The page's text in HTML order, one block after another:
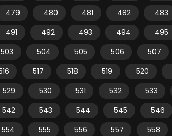
479
480 481 482 483
491
492 493 494 495
503
504 505 506 507
517 518 519 520
529
530 531 532 533
542
543 544 545 546
554
555 556 557 558